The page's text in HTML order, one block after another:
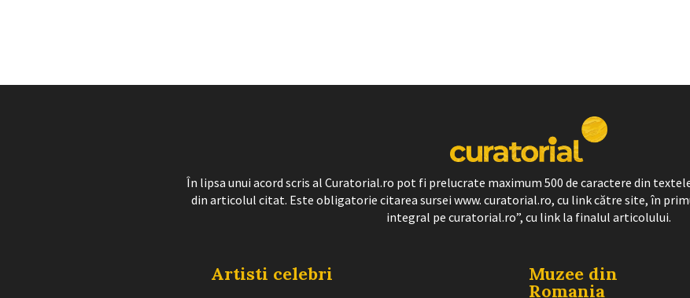
În lipsa unui acord scris al Curatorial.ro pot fi prelucrate maximum 500 de caractere din
din articolul citat. Este obligatorie citarea sursei www. curatorial.ro, cu link către site, în
integral pe curatorial.ro”, cu link la finalul articolului.
Artisti celebri Muzee din
Romania